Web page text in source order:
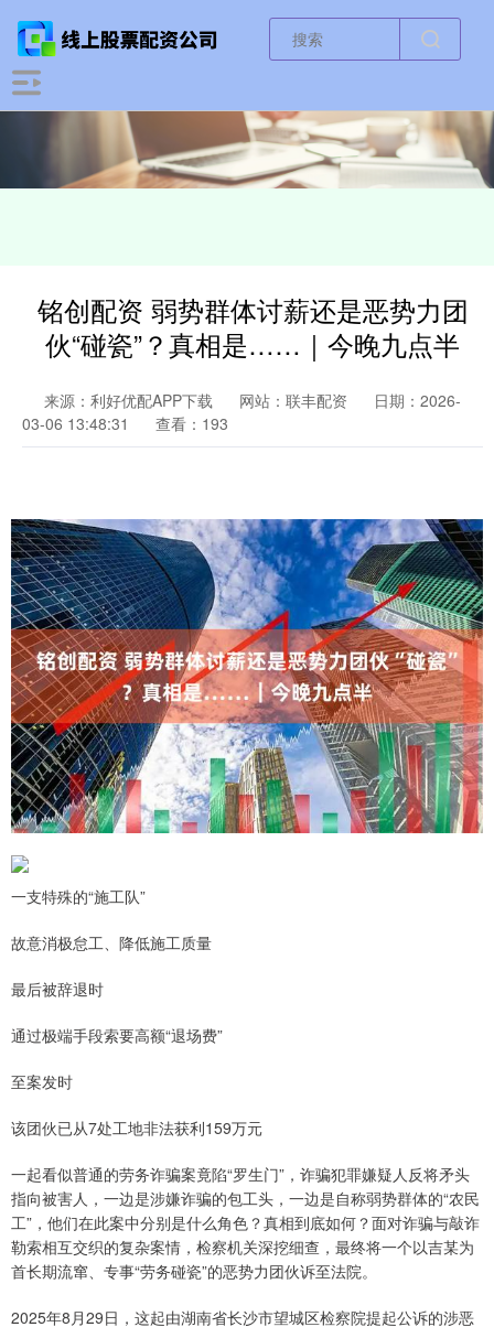
铭创配资 弱势群体讨薪还是恶势力团
伙“碰瓷”？真相是……｜今晚九点半
来源：利好优配APP下载 网站：联丰配资
日期：2026-
03-06 13:48:31
查看：193
一支特殊的“施工队”
故意消极怠工、降低施工质量
最后被辞退时
通过极端手段索要高额“退场费”
至案发时
该团伙已从7处工地非法获利159万元
一起看似普通的劳务诈骗案竟陷“罗生门”，诈骗犯罪嫌疑人反将矛头
指向被害人，一边是涉嫌诈骗的包工头，一边是自称弱势群体的“农民
工”，他们在此案中分别是什么角色？真相到底如何？面对诈骗与敲诈
勒索相互交织的复杂案情，检察机关深挖细查，最终将一个以吉某为
首长期流窜、专事“劳务碰瓷”的恶势力团伙诉至法院。
2025年8月29日，这起由湖南省长沙市望城区检察院提起公诉的涉恶